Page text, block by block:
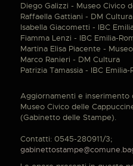
Diego Galizzi - Museo Civico
Raffaella Gattiani - DM Cultura
Isabella Giacometti - IBC
Fiamma Lenzi - IBC Emilia-
Martina Elisa Piacente -
Marco Ranieri - DM Cultura
Patrizia Tamassia - IBC Emilia-
Aggiornamenti e inserimento
Museo Civico delle
(Gabinetto delle Stampe).
Contatti: 0545-280911/3;